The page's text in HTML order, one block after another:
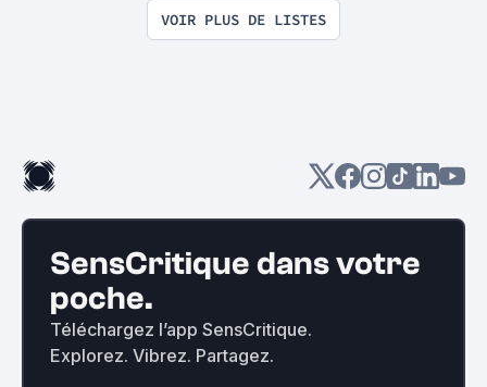
VOIR PLUS DE LISTES
SensCritique dans votre
poche.
Téléchargez l’app SensCritique.
Explorez. Vibrez. Partagez.